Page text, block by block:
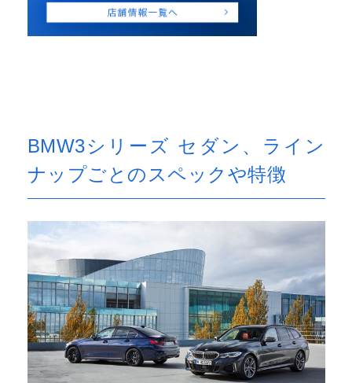
BMW3シリーズ セダン、ライン
ナップごとのスペックや特徴